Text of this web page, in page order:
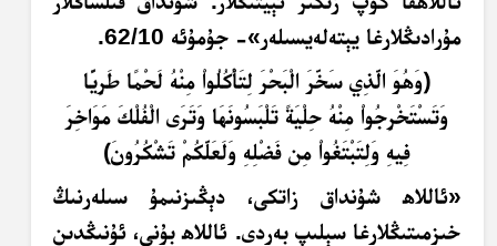
مۇرادىڭلارغا يېتەلەيسىلەر»- جۇمۇئە 62/10.
﴿وَهُوَ الَّذِي سَخَّرَ الْبَحْرَ لِتَأْكُلُواْ مِنْهُ لَحْمًا طَرِيًّا
وَتَسْتَخْرِجُواْ مِنْهُ حِلْيَةً تَلْبَسُونَهَا وَتَرَى الْفُلْكَ مَوَاخِرَ
فِيهِ وَلِتَبْتَغُواْ مِن فَضْلِهِ وَلَعَلَّكُمْ تَشْكُرُونَ﴾
«ئاللاھ شۇنداق زاتكى، دېڭىزنىمۇ سىلەرنىڭ
خىزمىتىڭلارغا سېلىپ بەردى. ئاللاھ بۇنى، ئۇنىڭدىن